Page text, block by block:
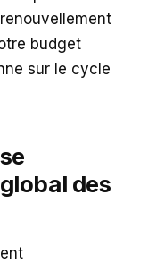
budget
sur le cycle
des